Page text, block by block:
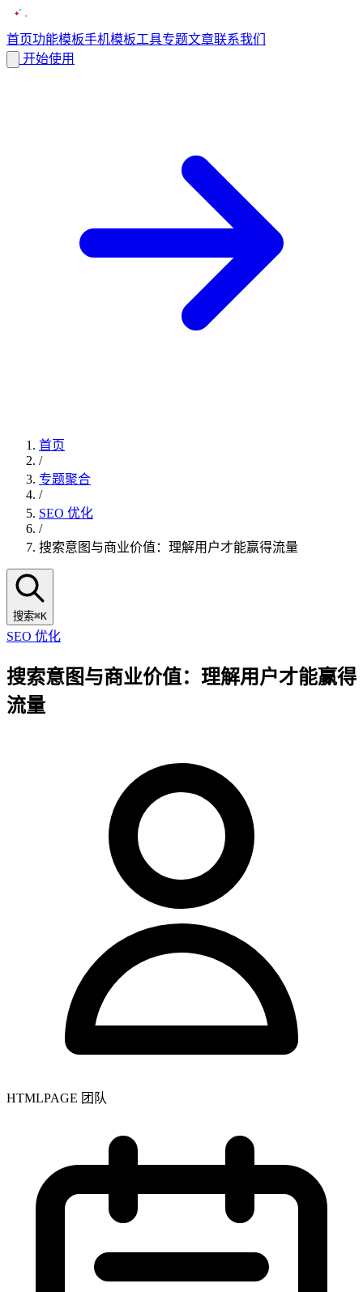
首页功能模板手机模板工具专题文章联系我们
开始使用
首页
/
专题聚合
/
SEO 优化
/
搜索意图与商业价值：理解用户才能赢得流量
搜索⌘K
SEO 优化
搜索意图与商业价值：理解用户才能赢得
流量
HTMLPAGE 团队